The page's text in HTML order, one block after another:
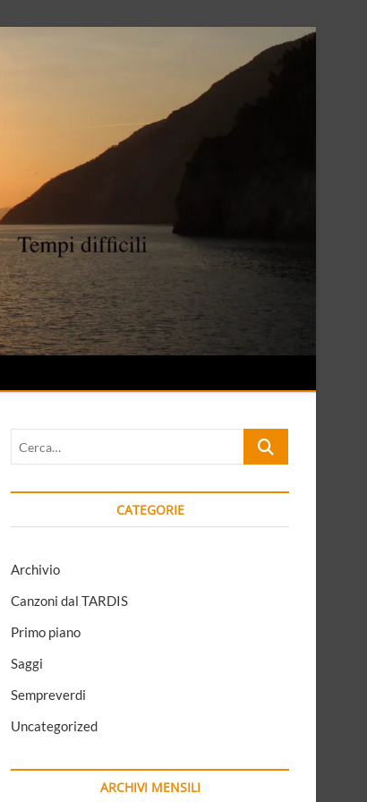
Cerca…
CATEGORIE
Archivio
Canzoni dal TARDIS
Primo piano
Saggi
Sempreverdi
Uncategorized
ARCHIVI MENSILI